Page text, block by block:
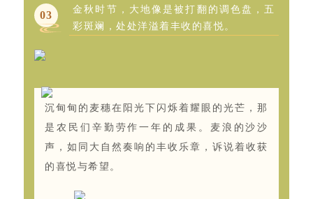
03
金秋时节，大地像是被打翻的调色盘，五
彩斑斓，处处洋溢着丰收的喜悦。
沉甸甸的麦穗在阳光下闪烁着耀眼的光芒，那
是农民们辛勤劳作一年的成果。麦浪的沙沙
声，如同大自然奏响的丰收乐章，诉说着收获
的喜悦与希望。